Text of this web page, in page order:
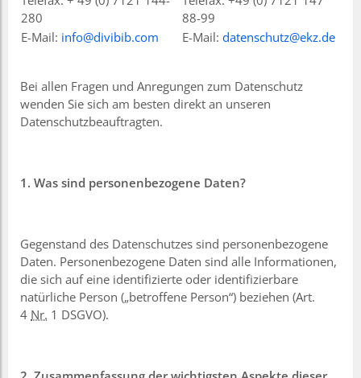
280
88-99
E-Mail: info@divibib.com E-Mail: datenschutz@ekz.de
Bei allen Fragen und Anregungen zum Datenschutz
wenden Sie sich am besten direkt an unseren
Datenschutzbeauftragten.
1. Was sind personenbezogene Daten?
Gegenstand des Datenschutzes sind personenbezogene
Daten. Personenbezogene Daten sind alle Informationen,
die sich auf eine identifizierte oder identifizierbare
natürliche Person („betroffene Person“) beziehen (Art.
4 Nr. 1 DSGVO).